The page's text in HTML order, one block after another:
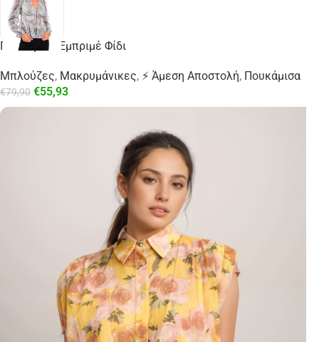
Πουκάμισο Εμπριμέ Φίδι
Μπλούζες, Μακρυμάνικες, ⚡ Άμεση Αποστολή, Πουκάμισα
€79,90 €55,93